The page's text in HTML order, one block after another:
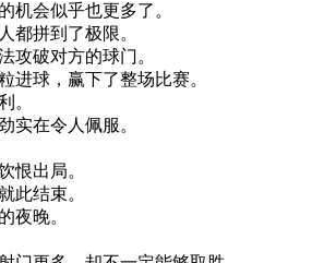
的机会似乎也更多了 。
都拼到了极限。
攻破对方的球门 。
进球 ， 赢下了整场比赛。
。
实在令人 佩服 。
恨出局。
就此结束。
的夜晚。